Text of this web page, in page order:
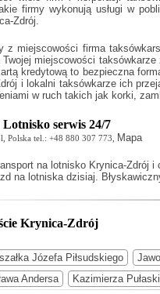
firmy wykonują usługi w
Zdrój.
z miejscowości firma
miejscowości
kredytową to bezpieczna
i lokalni taksówkarze ich
w ruch takich jak korki,
serwis 24/7
Polska tel.: +48 880 307 773, Mapa
na lotnisko Krynica-Zdrój i
na lotniska dzisiaj.
Krynica-Zdrój
Józefa Piłsudskiego
Andersa
Kazimierza